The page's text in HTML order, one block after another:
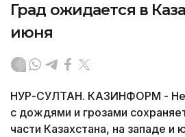
Град ожидается в
июня
НУР-СУЛТАН. КАЗИНФОРМ -
с дождями и грозами
части Казахстана, на западе и